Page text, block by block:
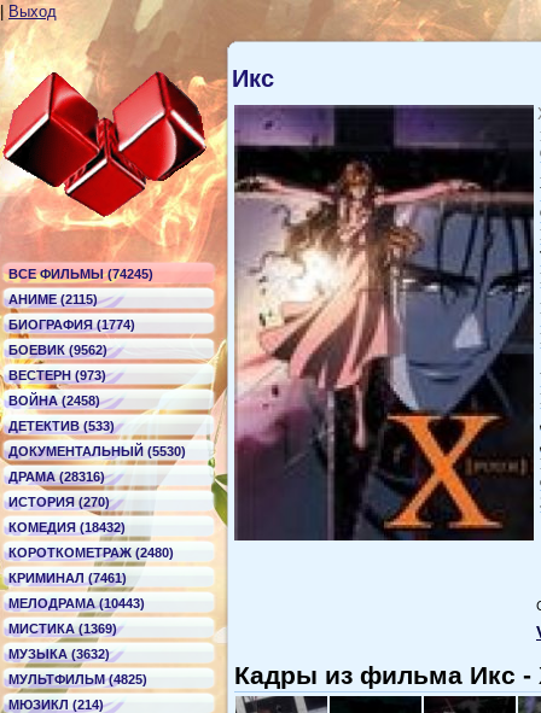
Выход
ВСЕ ФИЛЬМЫ (74245)
АНИМЕ (2115)
БИОГРАФИЯ (1774)
БОЕВИК (9562)
ВЕСТЕРН (973)
ВОЙНА (2458)
ДЕТЕКТИВ (533)
ДОКУМЕНТАЛЬНЫЙ (5530)
ДРАМА (28316)
ИСТОРИЯ (270)
КОМЕДИЯ (18432)
КОРОТКОМЕТРАЖ (2480)
КРИМИНАЛ (7461)
МЕЛОДРАМА (10443)
МИСТИКА (1369)
МУЗЫКА (3632)
МУЛЬТФИЛЬМ (4825)
МЮЗИКЛ (214)
Икс
Кадры из фильма Икс -